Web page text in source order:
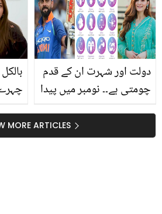
گھریلو طریقے
دولت اور شہرت ان کے قدم
چومتی ہے۔۔ نومبر میں پیدا
شخصیت میں چھپے چند
دلچسپ پہلو
MORE ARTICLES